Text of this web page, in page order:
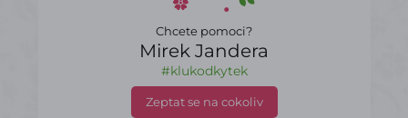
Chcete pomoci?
Mirek Jandera
#klukodkytek
Zeptat se na cokoliv